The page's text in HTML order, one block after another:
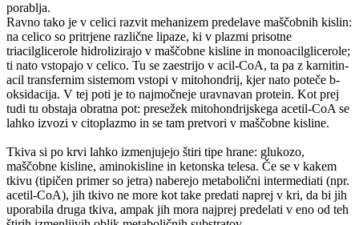
porablja.
Ravno tako je v celici razvit mehanizem predelave maščobnih kislin:
na celico so pritrjene različne lipaze, ki v plazmi prisotne
triacilglicerole hidrolizirajo v maščobne kisline in monoacilglicerole;
ti nato vstopajo v celico. Tu se zaestrijo v acil-CoA, ta pa z karnitin-
acil transfernim sistemom vstopi v mitohondrij, kjer nato poteče b-
oksidacija. V tej poti je to najmočneje uravnavan protein. Kot prej
tudi tu obstaja obratna pot: presežek mitohondrijskega acetil-CoA se
lahko izvozi v citoplazmo in se tam pretvori v maščobne kisline.
Tkiva si po krvi lahko izmenjujejo štiri tipe hrane: glukozo,
maščobne kisline, aminokisline in ketonska telesa. Če se v kakem
tkivu (tipičen primer so jetra) naberejo metabolični intermediati (npr.
acetil-CoA), jih tkivo ne more kot take predati naprej v kri, da bi jih
uporabila druga tkiva, ampak jih mora najprej predelati v eno od teh